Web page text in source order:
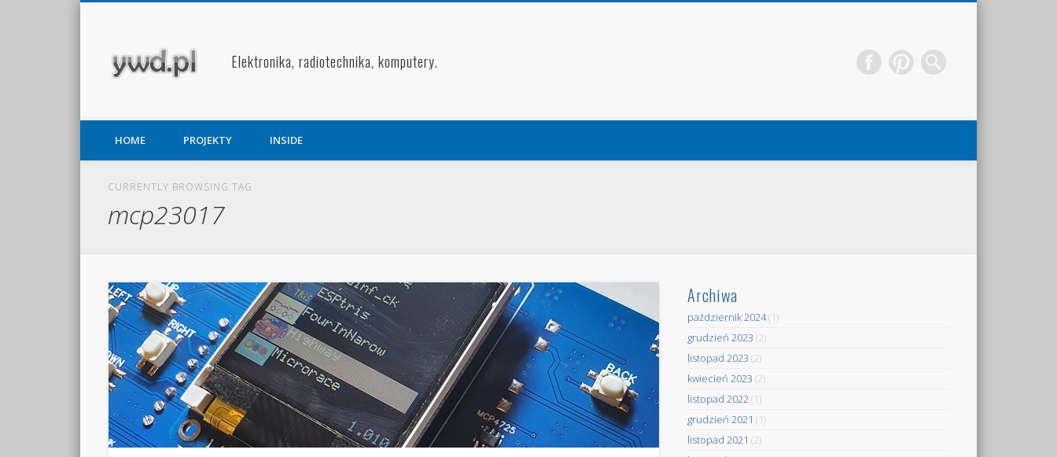
Elektronika, radiotechnika, komputery.
FacebookPinterest
HOME PROJEKTY INSIDE
CURRENTLY BROWSING TAG
mcp23017
Archiwa
październik 2024(1)
grudzień 2023 (2)
listopad 2023 (2)
kwiecień 2023 (2)
listopad 2022(1)
grudzień 2021 (1)
listopad 2021 (2)